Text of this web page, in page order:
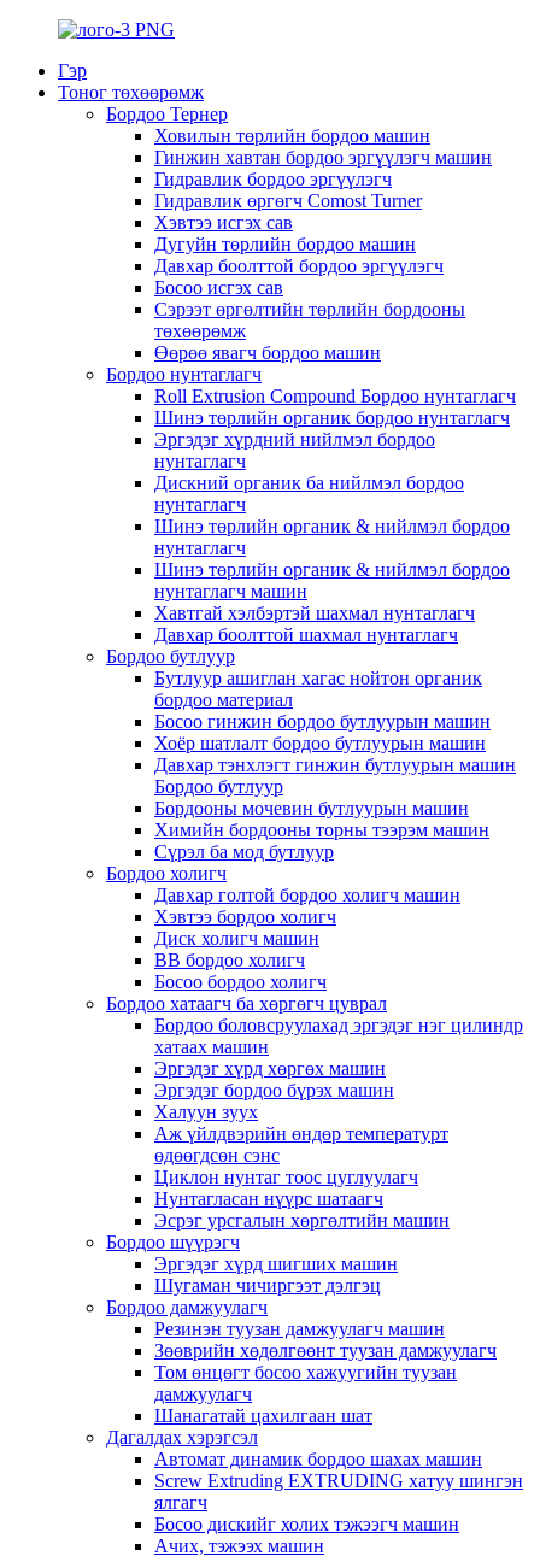
Гэр
Тоног төхөөрөмж
Бордоо Тернер
Ховилын төрлийн бордоо машин
Гинжин хавтан бордоо эргүүлэгч машин
Гидравлик бордоо эргүүлэгч
Гидравлик өргөгч Comost Turner
Хэвтээ исгэх сав
Дугуйн төрлийн бордоо машин
Давхар боолттой бордоо эргүүлэгч
Босоо исгэх сав
Сэрээт өргөлтийн төрлийн бордооны
төхөөрөмж
Өөрөө явагч бордоо машин
Бордоо нунтаглагч
Roll Extrusion Compound Бордоо нунтаглагч
Шинэ төрлийн органик бордоо нунтаглагч
Эргэдэг хүрдний нийлмэл бордоо
нунтаглагч
Дискний органик ба нийлмэл бордоо
нунтаглагч
Шинэ төрлийн органик & нийлмэл бордоо
нунтаглагч
Шинэ төрлийн органик & нийлмэл бордоо
нунтаглагч машин
Хавтгай хэлбэртэй шахмал нунтаглагч
Давхар боолттой шахмал нунтаглагч
Бордоо бутлуур
Бутлуур ашиглан хагас нойтон органик
бордоо материал
Босоо гинжин бордоо бутлуурын машин
Хоёр шатлалт бордоо бутлуурын машин
Давхар тэнхлэгт гинжин бутлуурын машин
Бордоо бутлуур
Бордооны мочевин бутлуурын машин
Химийн бордооны торны тээрэм машин
Сүрэл ба мод бутлуур
Бордоо холигч
Давхар голтой бордоо холигч машин
Хэвтээ бордоо холигч
Диск холигч машин
BB бордоо холигч
Босоо бордоо холигч
Бордоо хатаагч ба хөргөгч цуврал
Бордоо боловсруулахад эргэдэг нэг цилиндр
хатаах машин
Эргэдэг хүрд хөргөх машин
Эргэдэг бордоо бүрэх машин
Халуун зуух
Аж үйлдвэрийн өндөр температурт
өдөөгдсөн сэнс
Циклон нунтаг тоос цуглуулагч
Нунтагласан нүүрс шатаагч
Эсрэг урсгалын хөргөлтийн машин
Бордоо шүүрэгч
Эргэдэг хүрд шигших машин
Шугаман чичиргээт дэлгэц
Бордоо дамжуулагч
Резинэн туузан дамжуулагч машин
Зөөврийн хөдөлгөөнт туузан дамжуулагч
Том өнцөгт босоо хажуугийн туузан
дамжуулагч
Шанагатай цахилгаан шат
Дагалдах хэрэгсэл
Автомат динамик бордоо шахах машин
Screw Extruding EXTRUDING хатуу шингэн
ялгагч
Босоо дискийг холих тэжээгч машин
Ачих, тэжээх машин